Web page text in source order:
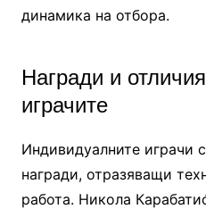
динамика на отбора.
Награди и
играчите
Индивидуалните играчи
награди, отразяващи
работа. Никола